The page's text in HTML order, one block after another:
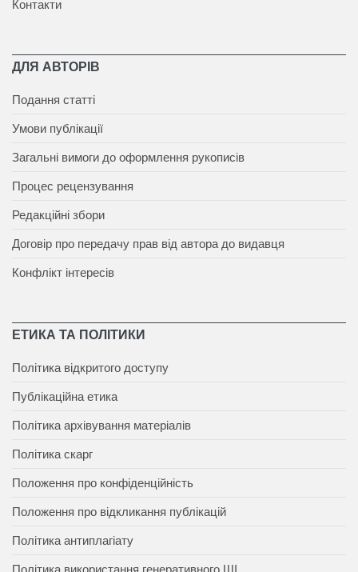
Контакти
ДЛЯ АВТОРІВ
Подання статті
Умови публікації
Загальні вимоги до оформлення рукописів
Процес рецензування
Редакційні збори
Договір про передачу прав від автора до видавця
Конфлікт інтересів
ЕТИКА ТА ПОЛІТИКИ
Політика відкритого доступу
Публікаційна етика
Політика архівування матеріалів
Політика скарг
Положення про конфіденційність
Положення про відкликання публікацій
Політика антиплагіату
Політика використання генеративного ШІ